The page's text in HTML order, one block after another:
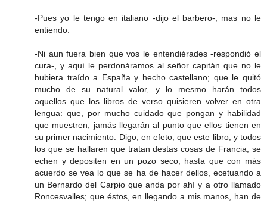
-Pues yo le tengo en italiano -dijo el barbero-, mas no le
entiendo.
-Ni aun fuera bien que vos le entendiérades -respondió el
cura-, y aquí le perdonáramos al señor capitán que no le
hubiera traído a España y hecho castellano; que le quitó
mucho de su natural valor, y lo mesmo harán todos
aquellos que los libros de verso quisieren volver en otra
lengua: que, por mucho cuidado que pongan y habilidad
que muestren, jamás llegarán al punto que ellos tienen en
su primer nacimiento. Digo, en efeto, que este libro, y todos
los que se hallaren que tratan destas cosas de Francia, se
echen y depositen en un pozo seco, hasta que con más
acuerdo se vea lo que se ha de hacer dellos, ecetuando a
un Bernardo del Carpio que anda por ahí y a otro llamado
Roncesvalles; que éstos, en llegando a mis manos, han de